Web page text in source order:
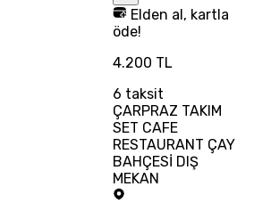
Elden al, kartla
öde!
4.200 TL
6 taksit
ÇARPRAZ TAKIM
SET CAFE
RESTAURANT ÇAY
BAHÇESİ DIŞ
MEKAN